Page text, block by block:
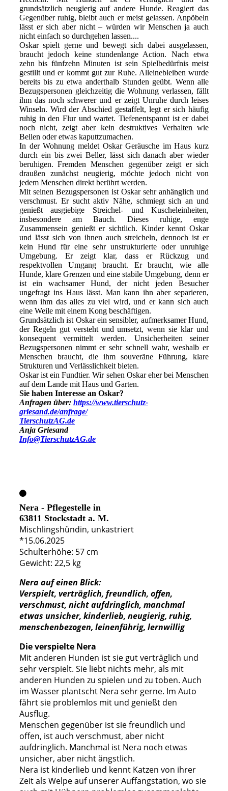
grundsätzlich neugierig auf andere Hunde. Reagiert das
Gegenüber ruhig, bleibt auch er meist gelassen. Anpöbeln
lässt er sich aber nicht – würden wir Menschen ja auch
nicht einfach so durchgehen lassen....
Oskar spielt gerne und bewegt sich dabei ausgelassen,
braucht jedoch keine stundenlange Action. Nach etwa
zehn bis fünfzehn Minuten ist sein Spielbedürfnis meist
gestillt und er kommt gut zur Ruhe. Alleinebleiben wurde
bereits bis zu etwa anderthalb Stunden geübt. Wenn alle
Bezugspersonen gleichzeitig die Wohnung verlassen, fällt
ihm das noch schwerer und er zeigt Unruhe durch leises
Winseln. Wird der Abschied gestaffelt, legt er sich häufig
ruhig in den Flur und wartet. Tiefenentspannt ist er dabei
noch nicht, zeigt aber kein destruktives Verhalten wie
Bellen oder etwas kaputtzumachen.
In der Wohnung meldet Oskar Geräusche im Haus kurz
durch ein bis zwei Beller, lässt sich danach aber wieder
beruhigen. Fremden Menschen gegenüber zeigt er sich
draußen zunächst neugierig, möchte jedoch nicht von
jedem Menschen direkt berührt werden.
Mit seinen Bezugspersonen ist Oskar sehr anhänglich und
verschmust. Er sucht aktiv Nähe, schmiegt sich an und
genießt ausgiebige Streichel- und Kuscheleinheiten,
insbesondere am Bauch. Dieses ruhige, enge
Zusammensein genießt er sichtlich. Kinder kennt Oskar
und lässt sich von ihnen auch streicheln, dennoch ist er
kein Hund für eine sehr unstrukturierte oder unruhige
Umgebung. Er zeigt klar, dass er Rückzug und
respektvollen Umgang braucht. Er braucht, wie alle
Hunde, klare Grenzen und eine stabile Umgebung, denn er
ist ein wachsamer Hund, der nicht jeden Besucher
ungefragt ins Haus lässt. Man kann ihn aber separieren,
wenn ihm das alles zu viel wird, und er kann sich auch
eine Weile mit einem Kong beschäftigen.
Grundsätzlich ist Oskar ein sensibler, aufmerksamer Hund,
der Regeln gut versteht und umsetzt, wenn sie klar und
konsequent vermittelt werden. Unsicherheiten seiner
Bezugspersonen nimmt er sehr schnell wahr, weshalb er
Menschen braucht, die ihm souveräne Führung, klare
Strukturen und Verlässlichkeit bieten.
Oskar ist ein Fundtier. Wir sehen Oskar eher bei Menschen
auf dem Lande mit Haus und Garten.
Sie haben Interesse an Oskar?
Anfragen über: https://www.tierschutz-
griesand.de/anfrage/
TierschutzAG.de
Anja Griesand
Info@TierschutzAG.de
Nera - Pflegestelle in
63811 Stockstadt a. M.
Mischlingshündin, unkastriert
*15.06.2025
Schulterhöhe: 57 cm
Gewicht: 22,5 kg
Nera auf einen Blick:
Verspielt, verträglich, freundlich, offen,
verschmust, nicht aufdringlich, manchmal
etwas unsicher, kinderlieb, neugierig, ruhig,
menschenbezogen, leinenführig, lernwillig
Die verspielte Nera
Mit anderen Hunden ist sie gut verträglich und
sehr verspielt. Sie liebt nichts mehr, als mit
anderen Hunden zu spielen und zu toben. Auch
im Wasser plantscht Nera sehr gerne. Im Auto
fährt sie problemlos mit und genießt den
Ausflug.
Menschen gegenüber ist sie freundlich und
offen, ist auch verschmust, aber nicht
aufdringlich. Manchmal ist Nera noch etwas
unsicher, aber nicht ängstlich.
Nera ist kinderlieb und kennt Katzen von ihrer
Zeit als Welpe auf unserer Auffangstation, wo sie